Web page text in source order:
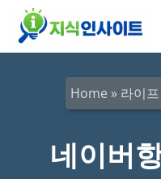
Home » 라이프
네이버